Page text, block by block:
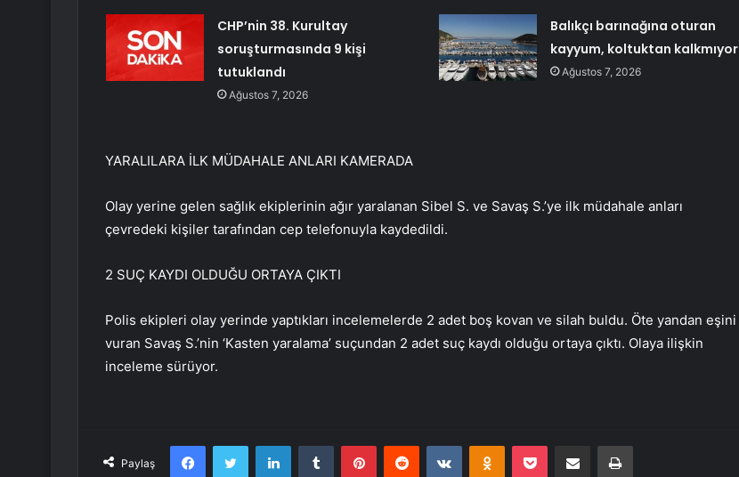
CHP’nin 38. Kurultay
soruşturmasında 9 kişi
tutuklandı
Ağustos 7, 2026
Balıkçı barınağına oturan
kayyum, koltuktan kalkmıyor
Ağustos 7, 2026
YARALILARA İLK MÜDAHALE ANLARI KAMERADA
Olay yerine gelen sağlık ekiplerinin ağır yaralanan Sibel S. ve Savaş S.’ye ilk müdahale anları
çevredeki kişiler tarafından cep telefonuyla kaydedildi.
2 SUÇ KAYDI OLDUĞU ORTAYA ÇIKTI
Polis ekipleri olay yerinde yaptıkları incelemelerde 2 adet boş kovan ve silah buldu. Öte yandan eşini
vuran Savaş S.’nin ‘Kasten yaralama’ suçundan 2 adet suç kaydı olduğu ortaya çıktı. Olaya ilişkin
inceleme sürüyor.
Paylaş
FacebookTwitter LinkedInTumblr PinterestReddit VKontakteOdnoklassniki
Pocket E-Posta ile paylaş Yazdır